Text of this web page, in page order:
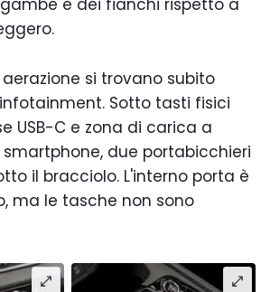
si trovano subito
Sotto tasti fisici
USB-C e zona di carica a
smartphone, due portabicchieri
il bracciolo. L'interno porta è
ma le tasche non sono